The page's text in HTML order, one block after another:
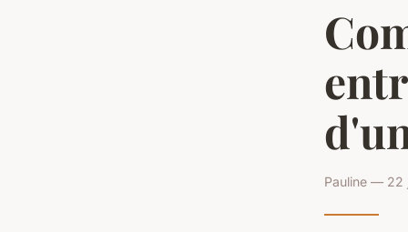
Pauline — 22